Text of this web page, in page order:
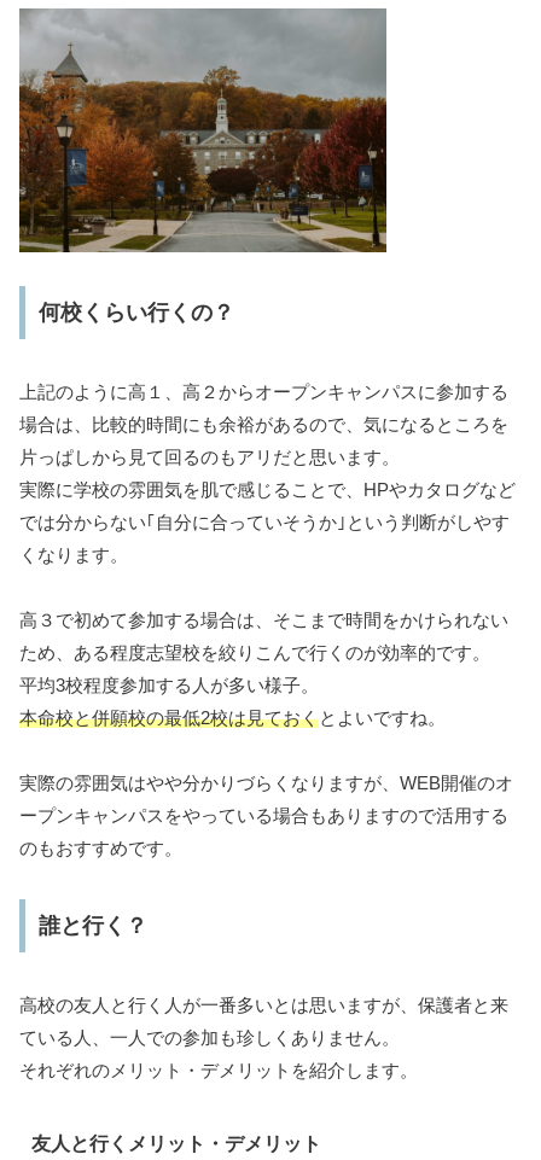
何校くらい行くの？
上記のように高１、高２からオープンキャンパスに参加する
場合は、比較的時間にも余裕があるので、気になるところを
片っぱしから見て回るのもアリだと思います。
実際に学校の雰囲気を肌で感じることで、HPやカタログなど
では分からない｢自分に合っていそうか｣という判断がしやす
くなります。
高３で初めて参加する場合は、そこまで時間をかけられない
ため、ある程度志望校を絞りこんで行くのが効率的です。
平均3校程度参加する人が多い様子。
本命校と併願校の最低2校は見ておくとよいですね。
実際の雰囲気はやや分かりづらくなりますが、WEB開催のオ
ープンキャンパスをやっている場合もありますので活用する
のもおすすめです。
誰と行く？
高校の友人と行く人が一番多いとは思いますが、保護者と来
ている人、一人での参加も珍しくありません。
それぞれのメリット・デメリットを紹介します。
友人と行くメリット・デメリット